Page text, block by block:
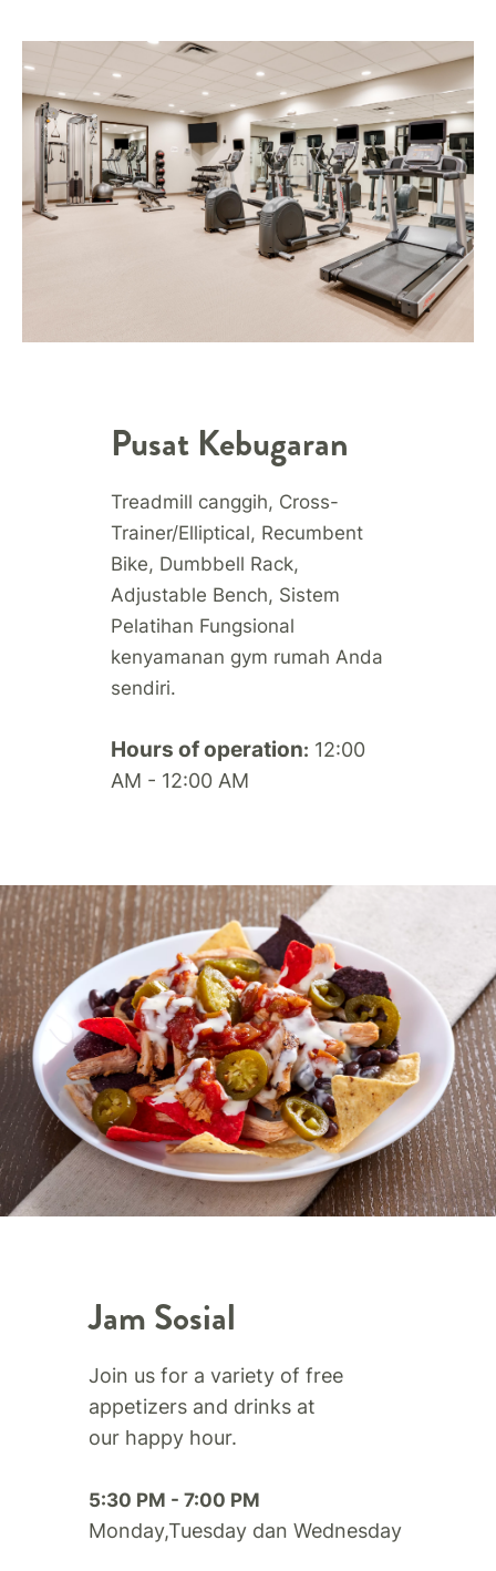
Pusat Kebugaran
Treadmill canggih, Cross-
Trainer/Elliptical, Recumbent
Bike, Dumbbell Rack,
Adjustable Bench, Sistem
Pelatihan Fungsional
kenyamanan gym rumah Anda
sendiri.
Hours of operation: 12:00
AM - 12:00 AM
Jam Sosial
Join us for a variety of free
appetizers and drinks at
our happy hour.​
5:30 PM - 7:00 PM
Monday,Tuesday dan Wednesday